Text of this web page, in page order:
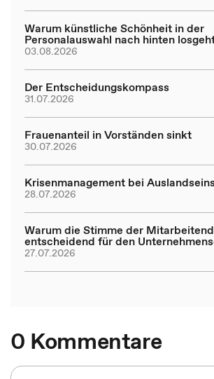
Warum künstliche Schönheit in der
Personalauswahl nach hinten
03.08.2026
Der Entscheidungskompass
31.07.2026
Frauenanteil in Vorständen sinkt
30.07.2026
Krisenmanagement bei
28.07.2026
Warum die Stimme der
entscheidend für den
27.07.2026
0 Kommentare